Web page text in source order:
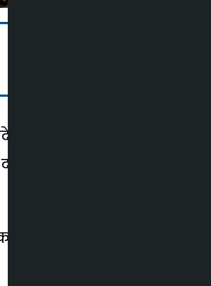
बिच प्रतिपक्षी
फुटाउनेगरी सरकारले
अध्यादेश ल्याउन खोजे